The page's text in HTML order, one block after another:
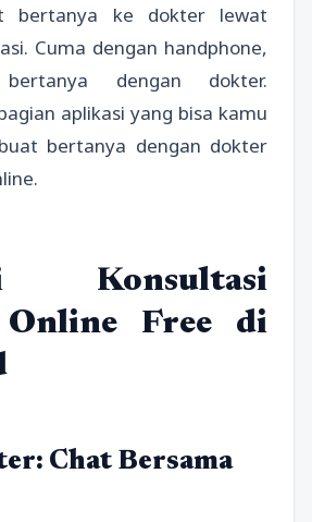
bertanya ke dokter lewat
Cuma dengan handphone,
dengan dokter.
aplikasi yang bisa kamu
bertanya dengan dokter
Konsultasi
Free di
Chat Bersama